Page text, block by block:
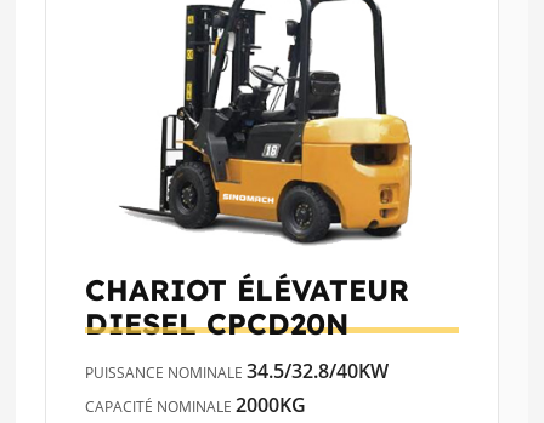
CHARIOT ÉLÉVATEUR
DIESELCPCD20N
PUISSANCE NOMINALE34.5/32.8/40KW
CAPACITÉ NOMINALE2000KG